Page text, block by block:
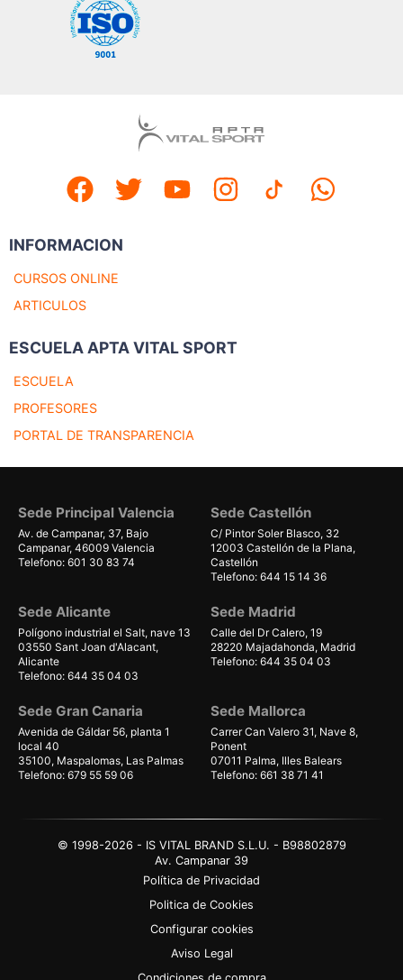
INFORMACION
CURSOS ONLINE
ARTICULOS
ESCUELA APTA VITAL SPORT
ESCUELA
PROFESORES
PORTAL DE TRANSPARENCIA
Sede Principal Valencia
Av. de Campanar, 37, Bajo
Campanar, 46009 Valencia
Telefono: 601 30 83 74
Sede Castellón
C/ Pintor Soler Blasco, 32
12003 Castellón de la Plana,
Castellón
Telefono: 644 15 14 36
Sede Alicante
Polígono industrial el Salt, nave 13
03550 Sant Joan d'Alacant,
Alicante
Telefono: 644 35 04 03
Sede Madrid
Calle del Dr Calero, 19
28220 Majadahonda, Madrid
Telefono: 644 35 04 03
Sede Gran Canaria
Avenida de Gáldar 56, planta 1
local 40
35100, Maspalomas, Las Palmas
Telefono: 679 55 59 06
Sede Mallorca
Carrer Can Valero 31, Nave 8,
Ponent
07011 Palma, Illes Balears
Telefono: 661 38 71 41
© 1998-2026 - IS VITAL BRAND S.L.U. - B98802879
Av. Campanar 39
Política de Privacidad
Politica de Cookies
Configurar cookies
Aviso Legal